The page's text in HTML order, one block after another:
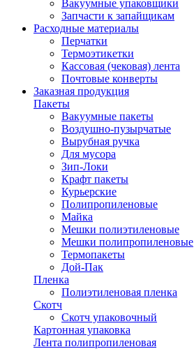
Вакуумные упаковщики
Запчасти к запайщикам
Расходные материалы
Перчатки
Термоэтикетки
Кассовая (чековая) лента
Почтовые конверты
Заказная продукция
Пакеты
Вакуумные пакеты
Воздушно-пузырчатые
Вырубная ручка
Для мусора
Зип-Локи
Крафт пакеты
Курьерские
Полипропиленовые
Майка
Мешки полиэтиленовые
Мешки полипропиленовые
Термопакеты
Дой-Пак
Пленка
Полиэтиленовая пленка
Скотч
Скотч упаковочный
Картонная упаковка
Лента полипропиленовая